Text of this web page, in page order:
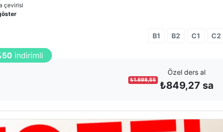
çevirisi
B1 B2 C1 C2
indirimli
Özel ders al
₺1.698,55 ₺849,27 sa